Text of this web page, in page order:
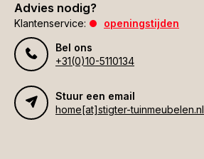
Advies nodig?
Klantenservice:
openingstijden
Bel ons
+31(0)10-5110134
Stuur een email
home[at]stigter-tuinmeubelen.nl